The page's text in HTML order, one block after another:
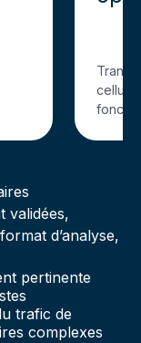
validées,
d’analyse,
pertinente
trafic de
complexes